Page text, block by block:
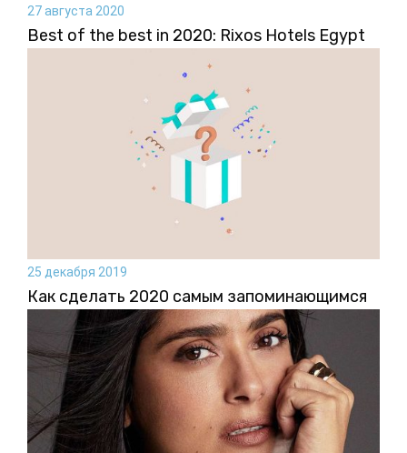
27 августа 2020
Best of the best in 2020: Rixos Hotels Egypt
25 декабря 2019
Как сделать 2020 самым запоминающимся